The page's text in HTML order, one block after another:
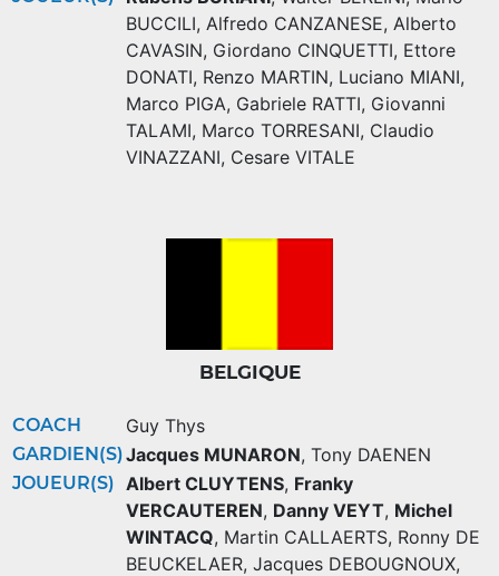
BUCCILI, Alfredo CANZANESE, Alberto
CAVASIN, Giordano CINQUETTI, Ettore
DONATI, Renzo MARTIN, Luciano MIANI,
Marco PIGA, Gabriele RATTI, Giovanni
TALAMI, Marco TORRESANI, Claudio
VINAZZANI, Cesare VITALE
BELGIQUE
COACH Guy Thys
GARDIEN(S)Jacques MUNARON, Tony DAENEN
JOUEUR(S) Albert CLUYTENS, Franky
VERCAUTEREN, Danny VEYT, Michel
WINTACQ, Martin CALLAERTS, Ronny DE
BEUCKELAER, Jacques DEBOUGNOUX,